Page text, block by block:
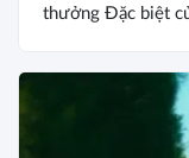
thưởng Đặc biệt